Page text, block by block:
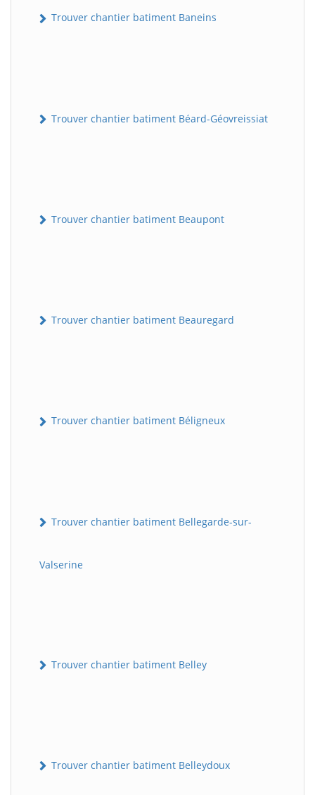
Trouver chantier batiment Baneins
Trouver chantier batiment Béard-Géovreissiat
Trouver chantier batiment Beaupont
Trouver chantier batiment Beauregard
Trouver chantier batiment Béligneux
Trouver chantier batiment Bellegarde-sur-
Valserine
Trouver chantier batiment Belley
Trouver chantier batiment Belleydoux